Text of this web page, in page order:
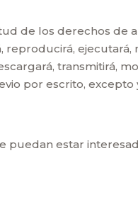
de los derechos de
ejecutará,
transmitirá,
por escrito, excepto
puedan estar